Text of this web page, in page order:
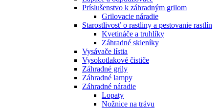
Príslušenstvo k záhradným grilom
Grilovacie náradie
Starostlivosť o rastliny a pestovanie rastlín
Kvetináče a truhlíky
Záhradné skleníky
Vysávače lístia
Vysokotlakové čističe
Záhradné grily
Záhradné lampy
Záhradné náradie
Lopaty
Nožnice na trávu